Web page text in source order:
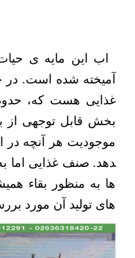
اب این مایه ی
آمیخته شده است. در
بخش قابل توجهی از
دهد. صنف غذایی اما
ها به منظور بقاء
های تولید آن مورد